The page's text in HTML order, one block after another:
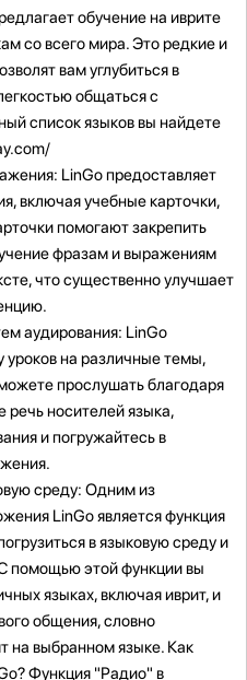
обучение на иврите
со всего мира. Это редкие и
вам углубиться в
общаться с
список языков вы найдете
LinGo предоставляет
включая учебные карточки,
помогают закрепить
фразам и выражениям
что существенно улучшает
аудирования: LinGo
уроков на различные темы,
прослушать благодаря
речь носителей языка,
и погружайтесь в
среду: Одним из
LinGo является функция
в языковую среду и
помощью этой функции вы
языках, включая иврит, и
общения, словно
на выбранном языке. Как
Функция "Радио" в